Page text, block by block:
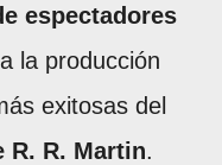
espectadores
la producción
exitosas del
R. R. Martin.